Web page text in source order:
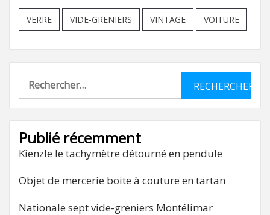
VERRE VIDE-GRENIERS VINTAGE VOITURE
Rechercher :
Publié récemment
Kienzle le tachymètre détourné en pendule
Objet de mercerie boite à couture en tartan
Nationale sept vide-greniers Montélimar